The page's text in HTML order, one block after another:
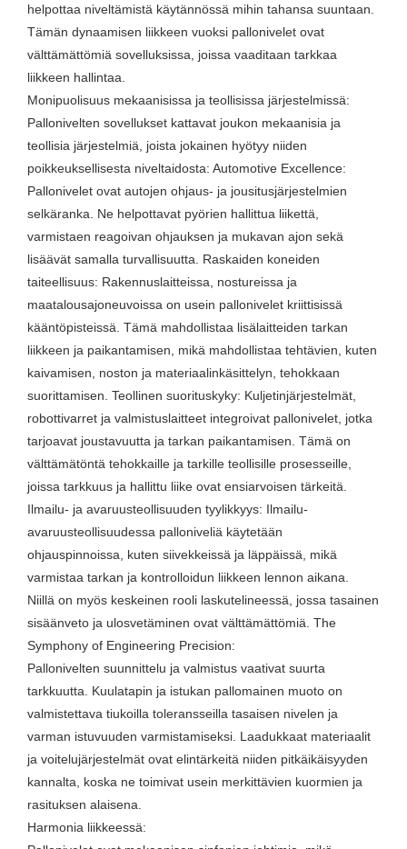
helpottaa niveltämistä käytännössä mihin tahansa suuntaan.
Tämän dynaamisen liikkeen vuoksi pallonivelet ovat
välttämättömiä sovelluksissa, joissa vaaditaan tarkkaa
liikkeen hallintaa.
Monipuolisuus mekaanisissa ja teollisissa järjestelmissä:
Pallonivelten sovellukset kattavat joukon mekaanisia ja
teollisia järjestelmiä, joista jokainen hyötyy niiden
poikkeuksellisesta niveltaidosta: Automotive Excellence:
Pallonivelet ovat autojen ohjaus- ja jousitusjärjestelmien
selkäranka. Ne helpottavat pyörien hallittua liikettä,
varmistaen reagoivan ohjauksen ja mukavan ajon sekä
lisäävät samalla turvallisuutta. Raskaiden koneiden
taiteellisuus: Rakennuslaitteissa, nostureissa ja
maatalousajoneuvoissa on usein pallonivelet kriittisissä
kääntöpisteissä. Tämä mahdollistaa lisälaitteiden tarkan
liikkeen ja paikantamisen, mikä mahdollistaa tehtävien, kuten
kaivamisen, noston ja materiaalinkäsittelyn, tehokkaan
suorittamisen. Teollinen suorituskyky: Kuljetinjärjestelmät,
robottivarret ja valmistuslaitteet integroivat pallonivelet, jotka
tarjoavat joustavuutta ja tarkan paikantamisen. Tämä on
välttämätöntä tehokkaille ja tarkille teollisille prosesseille,
joissa tarkkuus ja hallittu liike ovat ensiarvoisen tärkeitä.
Ilmailu- ja avaruusteollisuuden tyylikkyys: Ilmailu-
avaruusteollisuudessa palloniveliä käytetään
ohjauspinnoissa, kuten siivekkeissä ja läppäissä, mikä
varmistaa tarkan ja kontrolloidun liikkeen lennon aikana.
Niillä on myös keskeinen rooli laskutelineessä, jossa tasainen
sisäänveto ja ulosvetäminen ovat välttämättömiä. The
Symphony of Engineering Precision:
Pallonivelten suunnittelu ja valmistus vaativat suurta
tarkkuutta. Kuulatapin ja istukan pallomainen muoto on
valmistettava tiukoilla toleransseilla tasaisen nivelen ja
varman istuvuuden varmistamiseksi. Laadukkaat materiaalit
ja voitelujärjestelmät ovat elintärkeitä niiden pitkäikäisyyden
kannalta, koska ne toimivat usein merkittävien kuormien ja
rasituksen alaisena.
Harmonia liikkeessä: